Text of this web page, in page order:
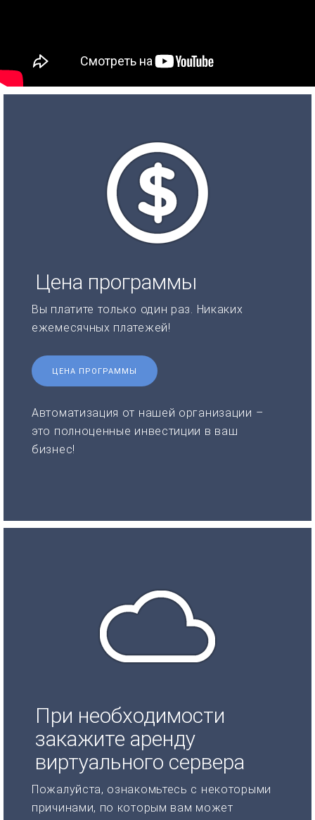
Цена программы
Вы платите только один раз. Никаких
ежемесячных платежей!
ЦЕНА ПРОГРАММЫ
Автоматизация от нашей организации –
это полноценные инвестиции в ваш
бизнес!
При необходимости
закажите аренду
виртуального сервера
Пожалуйста, ознакомьтесь с некоторыми
причинами, по которым вам может